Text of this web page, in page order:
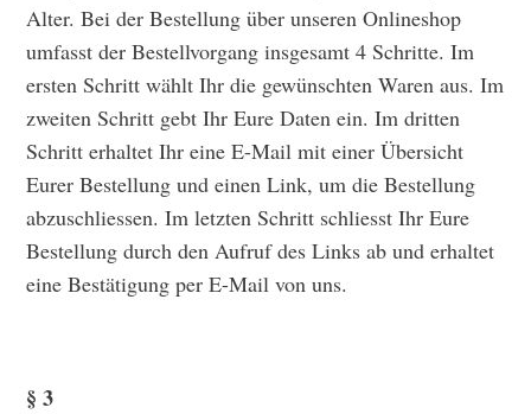
Alter. Bei der Bestellung über unseren Onlineshop
umfasst der Bestellvorgang insgesamt 4 Schritte. Im
ersten Schritt wählt Ihr die gewünschten Waren aus. Im
zweiten Schritt gebt Ihr Eure Daten ein. Im dritten
Schritt erhaltet Ihr eine E-Mail mit einer Übersicht
Eurer Bestellung und einen Link, um die Bestellung
abzuschliessen. Im letzten Schritt schliesst Ihr Eure
Bestellung durch den Aufruf des Links ab und erhaltet
eine Bestätigung per E-Mail von uns.
§ 3